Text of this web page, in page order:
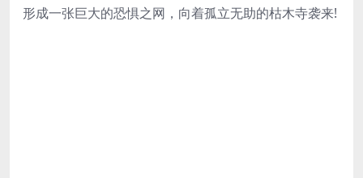
形成一张巨大的恐惧之网，向着孤立无助的枯木寺袭来!